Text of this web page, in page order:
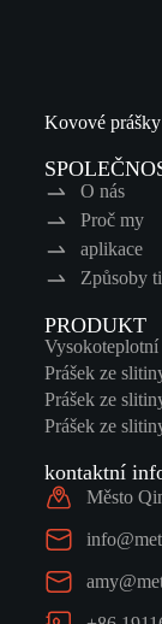
Kovové
O nás
Proč my
aplikace
Způsoby
PRODUKT
Prášek ze
Prášek ze
Prášek ze
kontaktní
Město